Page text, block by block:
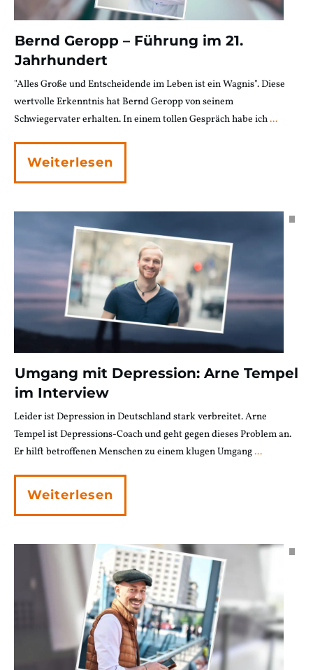
Bernd Geropp – Führung im 21.
Jahrhundert
"Alles Große und Entscheidende im Leben ist ein Wagnis". Diese
wertvolle Erkenntnis hat Bernd Geropp von seinem
Schwiegervater erhalten. In einem tollen Gespräch habe ich...
Weiterlesen
Umgang mit Depression: Arne Tempel
im Interview
Leider ist Depression in Deutschland stark verbreitet. Arne
Tempel ist Depressions-Coach und geht gegen dieses Problem an.
Er hilft betroffenen Menschen zu einem klugen Umgang...
Weiterlesen